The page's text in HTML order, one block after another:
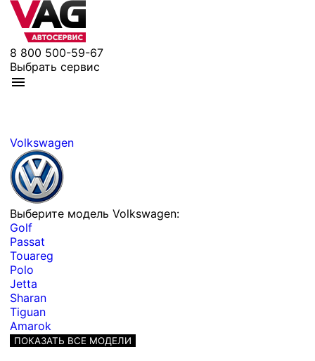
8 800 500-59-67
Выбрать сервис
Volkswagen
Выберите модель Volkswagen:
Golf
Passat
Touareg
Polo
Jetta
Sharan
Tiguan
Amarok
ПОКАЗАТЬ ВСЕ МОДЕЛИ